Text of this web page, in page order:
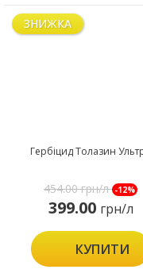
ЗНИЖКА
Гербіцид Толазин
454.00грн/л -12%
399.00 грн/л
КУПИТИ